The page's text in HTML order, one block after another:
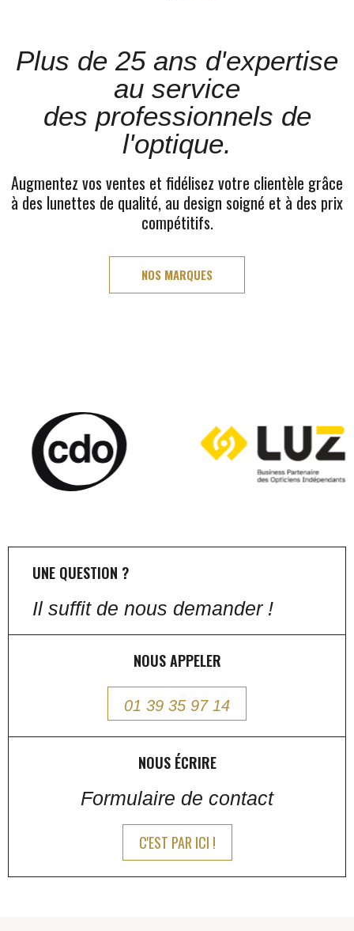
Plus de 25 ans d'expertise
au service
des professionnels de
l'optique.
Augmentez vos ventes et fidélisez votre clientèle grâce
à des lunettes de qualité, au design soigné et à des prix
compétitifs.
NOS MARQUES
UNE QUESTION ?
Il suffit de nous demander !
NOUS APPELER
01 39 35 97 14
NOUS ÉCRIRE
Formulaire de contact
C'EST PAR ICI !